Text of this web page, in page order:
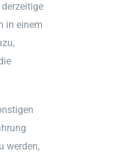
in einem
werden,